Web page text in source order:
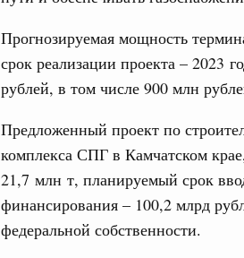
Прогнозируемая мощность
срок реализации проекта – 2023
рублей, в том числе 900 млн
Предложенный проект по
комплекса СПГ в Камчатском
21,7 млн т, планируемый срок
финансирования – 100,2 млрд
федеральной собственности.